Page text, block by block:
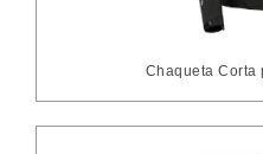
Chaqueta Corta